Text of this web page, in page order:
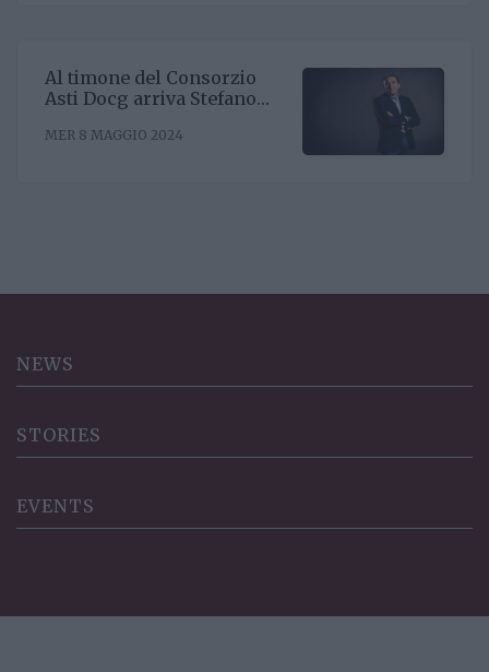
Al timone del Consorzio
Asti Docg arriva Stefano
sinergia associativa e far
MER 8 MAGGIO 2024
NEWS
STORIES
EVENTS